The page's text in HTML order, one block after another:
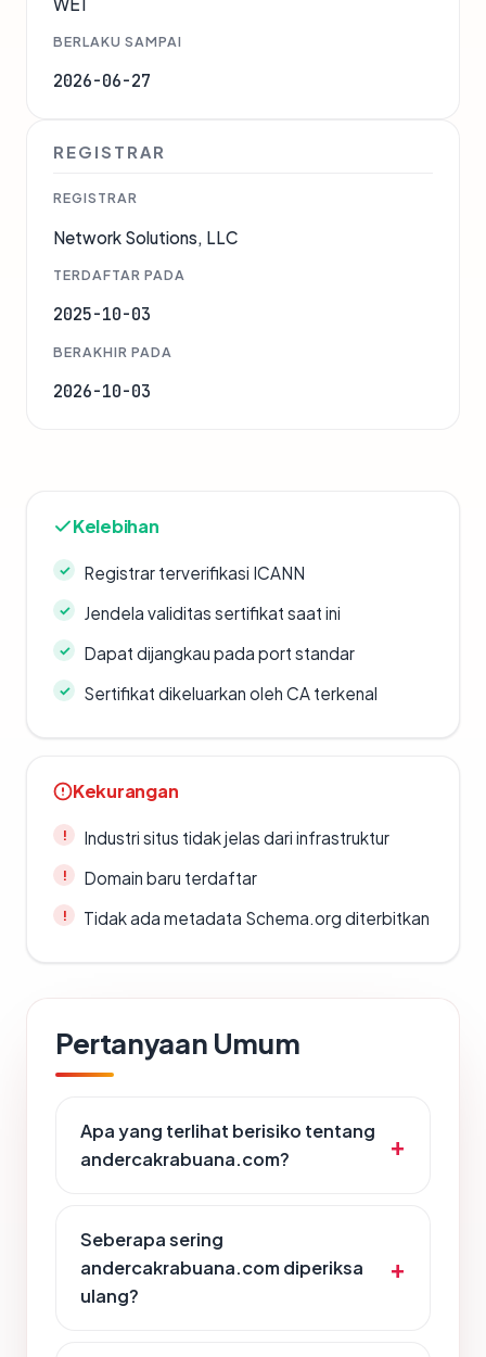
WE1
BERLAKU SAMPAI
2026-06-27
REGISTRAR
REGISTRAR
Network Solutions, LLC
TERDAFTAR PADA
2025-10-03
BERAKHIR PADA
2026-10-03
Kelebihan
Registrar terverifikasi ICANN
Jendela validitas sertifikat saat ini
Dapat dijangkau pada port standar
Sertifikat dikeluarkan oleh CA terkenal
Kekurangan
Industri situs tidak jelas dari infrastruktur
Domain baru terdaftar
Tidak ada metadata Schema.org diterbitkan
Pertanyaan Umum
Apa yang terlihat berisiko tentang
andercakrabuana.com?
Seberapa sering
andercakrabuana.com diperiksa
ulang?